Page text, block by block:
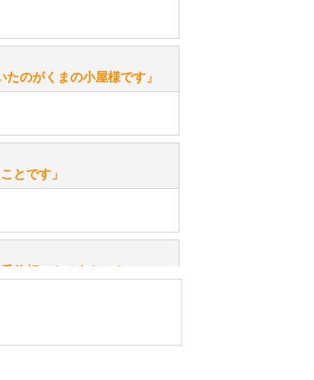
。
『グロウラー』といいます。
ぜでしょうか？
と音が鳴る『スクエーカー』が
）
のがくまの小屋様です」
とです」
）